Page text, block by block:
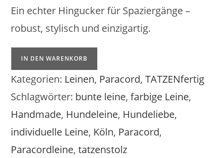
Ein echter Hingucker für Spaziergänge –
robust, stylisch und einzigartig.
Menge
IN DEN WARENKORB
Kategorien: Leinen, Paracord,TATZENfertig
Schlagwörter: bunte leine,farbige Leine,
Handmade, Hundeleine, Hundeliebe,
individuelle Leine, Köln, Paracord,
Paracordleine,tatzenstolz